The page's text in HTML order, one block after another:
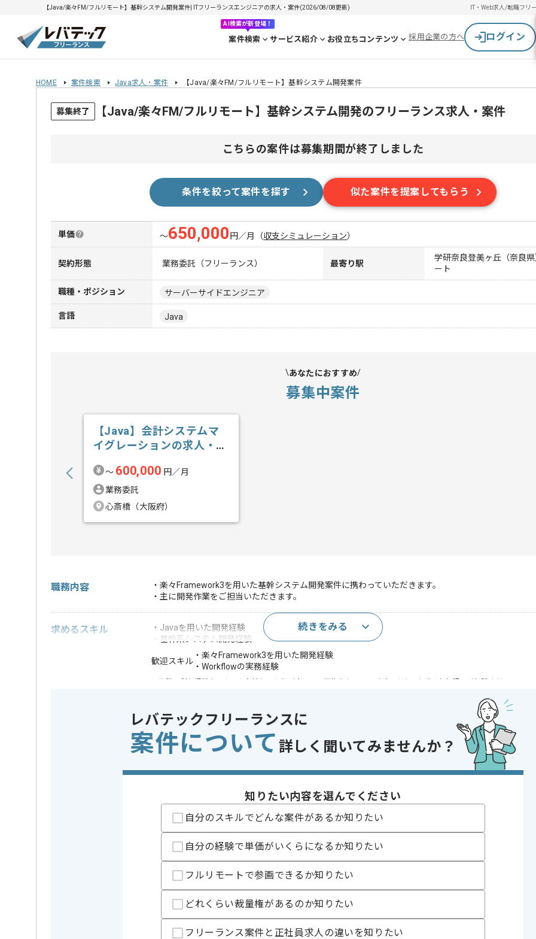
【Java/楽々FM/フルリモート】基幹システム開発案件| ITフリーランスエンジニアの求人・案件(2026/08/08更新) IT・Web求人/転職フリ
AI検索が新登場！
案件検索 サービス紹介 お役立ちコンテンツ 採用企業の方へ ログイン
HOME 案件検索 Java求人・案件 【Java/楽々FM/フルリモート】基幹システム開発案件
募集終了 【Java/楽々FM/フルリモート】基幹システム開発のフリーランス求人・案件
こちらの案件は募集期間が終了しました
条件を絞って案件を探す 似た案件を提案してもらう
単価 〜650,000 円／月 （収支シミュレーション）
契約形態 業務委託（フリーランス） 最寄り駅
学研奈良登美ヶ丘（奈良
ート
職種・ポジション サーバーサイドエンジニア
言語 Java
あなたにおすすめ
募集中案件
【Java】会計システムマ
イグレーションの求人・案
〜 600,000 円／月
業務委託
心斎橋（大阪府）
職務内容
・楽々Framework3を用いた基幹システム開発案件に携わっていただきます。
・主に開発作業をご担当いただきます。
求めるスキル
・Javaを用いた開発経験
・基幹系システム開発経験
歓迎スキル
・楽々Framework3を用いた開発経験
・Workflowの実務経験
この案件のポイント 業務内容
社内システム開発
担当領域/システム
基幹業務システム
特徴
20代活躍中 , 30代活躍中 , 40代活躍中 , 長期プロジェクト , BtoB向け , 新技術に積
ハードウェア、ソフトウェア、クラウド製品の研究開発事業等
を展開している企業でございます。
今回は基幹システム開発案件に携わっていただきます。
楽々Framework3を用いた開発経験を活かしたい方にお勧めです。
基本的にはフルリモートでの作業を見込んでおります。
続きをみる
レバテックフリーランスに
案件について 詳しく聞いてみませんか？
知りたい内容を選んでください
自分のスキルでどんな案件があるか知りたい
自分の経験で単価がいくらになるか知りたい
フルリモートで参画できるか知りたい
どれくらい裁量権があるのか知りたい
フリーランス案件と正社員求人の違いを知りたい